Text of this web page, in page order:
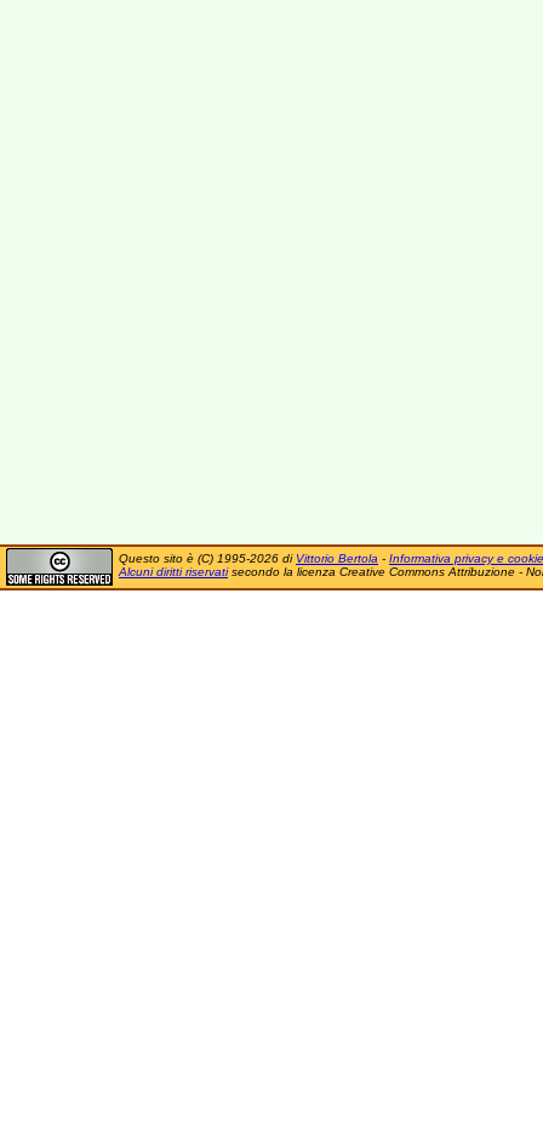
Questo sito è (C) 1995-2026 di Vittorio Bertola - Informativa privacy e cookie
Alcuni diritti riservatisecondo la licenza Creative Commons Attribuzione -